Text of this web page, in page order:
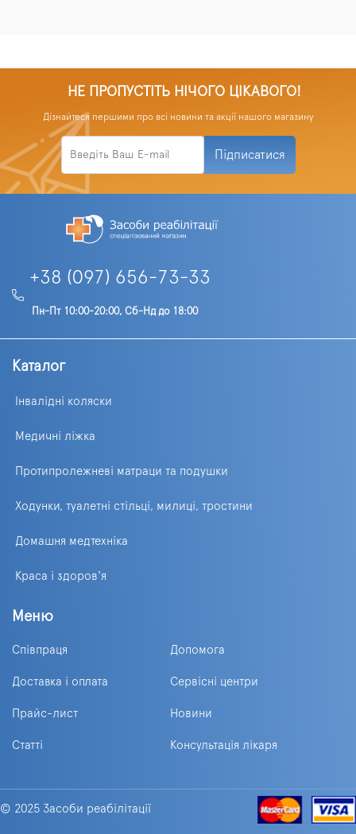
НЕ ПРОПУСТІТЬ НІЧОГО ЦІКАВОГО!
Дізнайтеся першими про всі новини та акції нашого магазину
Підписатися
+38 (097) 656-73-33
Пн-Пт 10:00-20:00, Сб-Нд до 18:00
Каталог
Інвалідні коляски
Медичні ліжка
Протипролежневі матраци та подушки
Ходунки, туалетні стільці, милиці, тростини
Домашня медтехніка
Краса і здоров'я
Меню
Співпраця Допомога
Доставка і оплата Сервісні центри
Прайс-лист Новини
Статті Консультація лікаря
© 2025 Засоби реабілітації